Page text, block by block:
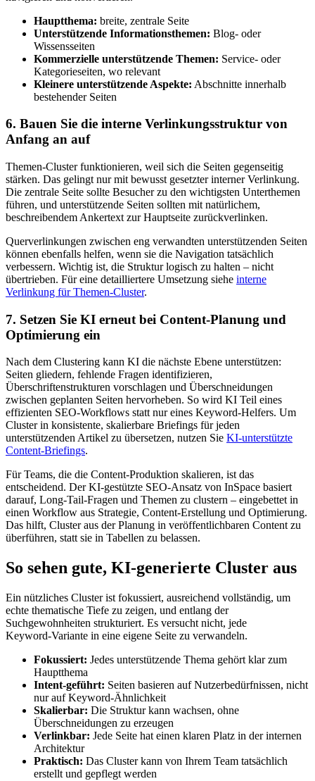
Hauptthema: breite, zentrale Seite
Unterstützende Informationsthemen: Blog‑ oder
Wissensseiten
Kommerzielle unterstützende Themen: Service‑ oder
Kategorieseiten, wo relevant
Kleinere unterstützende Aspekte: Abschnitte innerhalb
bestehender Seiten
6. Bauen Sie die interne Verlinkungsstruktur von
Anfang an auf
Themen‑Cluster funktionieren, weil sich die Seiten gegenseitig
stärken. Das gelingt nur mit bewusst gesetzter interner Verlinkung.
Die zentrale Seite sollte Besucher zu den wichtigsten Unterthemen
führen, und unterstützende Seiten sollten mit natürlichem,
beschreibendem Ankertext zur Hauptseite zurückverlinken.
Querverlinkungen zwischen eng verwandten unterstützenden Seiten
können ebenfalls helfen, wenn sie die Navigation tatsächlich
verbessern. Wichtig ist, die Struktur logisch zu halten – nicht
übertrieben. Für eine detailliertere Umsetzung siehe interne
Verlinkung für Themen‑Cluster.
7. Setzen Sie KI erneut bei Content‑Planung und
Optimierung ein
Nach dem Clustering kann KI die nächste Ebene unterstützen:
Seiten gliedern, fehlende Fragen identifizieren,
Überschriftenstrukturen vorschlagen und Überschneidungen
zwischen geplanten Seiten hervorheben. So wird KI Teil eines
effizienten SEO‑Workflows statt nur eines Keyword‑Helfers. Um
Cluster in konsistente, skalierbare Briefings für jeden
unterstützenden Artikel zu übersetzen, nutzen Sie KI‑unterstützte
Content‑Briefings.
Für Teams, die die Content‑Produktion skalieren, ist das
entscheidend. Der KI‑gestützte SEO‑Ansatz von InSpace basiert
darauf, Long‑Tail‑Fragen und Themen zu clustern – eingebettet in
einen Workflow aus Strategie, Content‑Erstellung und Optimierung.
Das hilft, Cluster aus der Planung in veröffentlichbaren Content zu
überführen, statt sie in Tabellen zu belassen.
So sehen gute, KI‑generierte Cluster aus
Ein nützliches Cluster ist fokussiert, ausreichend vollständig, um
echte thematische Tiefe zu zeigen, und entlang der
Suchgewohnheiten strukturiert. Es versucht nicht, jede
Keyword‑Variante in eine eigene Seite zu verwandeln.
Fokussiert: Jedes unterstützende Thema gehört klar zum
Hauptthema
Intent‑geführt: Seiten basieren auf Nutzerbedürfnissen, nicht
nur auf Keyword‑Ähnlichkeit
Skalierbar: Die Struktur kann wachsen, ohne
Überschneidungen zu erzeugen
Verlinkbar: Jede Seite hat einen klaren Platz in der internen
Architektur
Praktisch: Das Cluster kann von Ihrem Team tatsächlich
erstellt und gepflegt werden